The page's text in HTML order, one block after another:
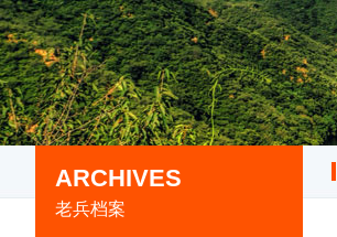
ARCHIVES
老兵档案